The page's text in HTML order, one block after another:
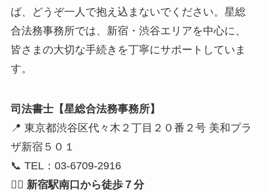
ば、どうぞ一人で抱え込まないでください。星総
合法務事務所では、新宿・渋谷エリアを中心に、
皆さまの大切な手続きを丁寧にサポートしていま
す。
司法書士【星総合法務事務所】
📍 東京都渋谷区代々木２丁目２０番２号 美和プラ
ザ新宿５０１
📞 TEL：03-6709-2916
🚶‍♂️ 新宿駅南口から徒歩７分